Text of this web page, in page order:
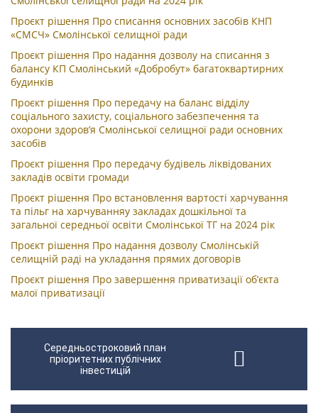
Проєкт рішення Про списання основних засобів КНП
«СМСЧ» Смолінської селищної ради
Проєкт рішення Про надання дозволу на списання з
балансу КП Смолінський «Добробут» багатоквартирних
будинків
Проєкт рішення Про передачу на баланс відділу
соціального захисту, соціального забезпечення та
охорони здоров’я Смолінської селищної ради основних
засобів
Проєкт рішення Про передачу будівель ліквідованих
закладів освіти громади
Проєкт рішення Про встановлення вартості харчування
та пільг на харчуванняу закладах дошкільної та
загальної середньої освіти Смолінської ТГ на 2024 рік
Проєкт рішення Про надання дозволу Смолінській
селищній раді на укладання прямих договорів
Проєкт рішення Про завершення приватизації об’єкта
малої приватизації
Середньостроковий план
пріоритетних публічних
інвестицій